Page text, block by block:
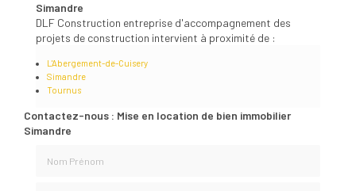
Simandre
DLF Construction entreprise d'accompagnement des
projets de construction intervient à proximité de :
L'Abergement-de-Cuisery
Simandre
Tournus
Contactez-nous : Mise en location de bien immobilier
Simandre